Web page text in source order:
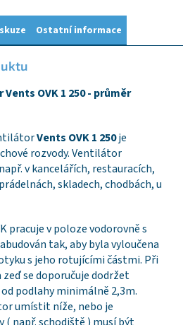
Ostatní informace
OVK 1 250 - průměr
Vents OVK 1 250je
rozvody. Ventilátor
v kancelářích, restauracích,
skladech, chodbách, u
pracuje v poloze vodorovně s
tak, aby byla vyloučena
s jeho rotujícími částmi. Při
se doporučuje dodržet
podlahy minimálně 2,3m.
umístit níže, nebo je